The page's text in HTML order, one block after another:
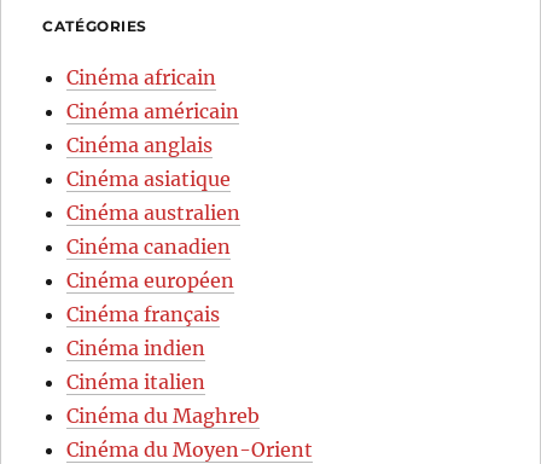
CATÉGORIES
Cinéma africain
Cinéma américain
Cinéma anglais
Cinéma asiatique
Cinéma australien
Cinéma canadien
Cinéma européen
Cinéma français
Cinéma indien
Cinéma italien
Cinéma du Maghreb
Cinéma du Moyen-Orient